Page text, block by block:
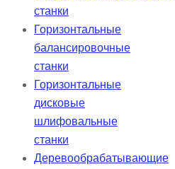
станки
Горизонтальные
балансировочные
станки
Горизонтальные
дисковые
шлифовальные
станки
Деревообрабатывающие